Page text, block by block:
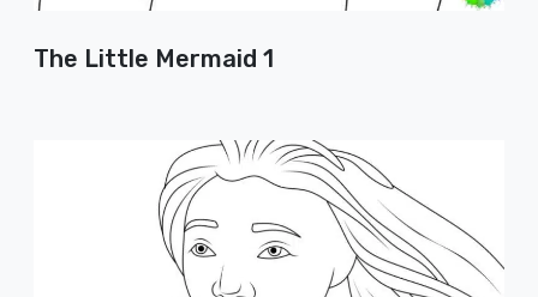
The Little Mermaid 1